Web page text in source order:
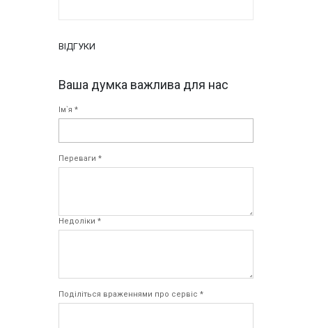
ВІДГУКИ
Ваша думка важлива для нас
Ім`я *
Переваги *
Недоліки *
Поділіться враженнями про сервіс *